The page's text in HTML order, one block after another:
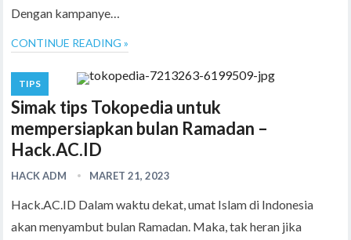
Dengan kampanye…
CONTINUE READING »
TIPS
Simak tips Tokopedia untuk
mempersiapkan bulan Ramadan –
Hack.AC.ID
HACK ADM MARET 21, 2023
Hack.AC.ID Dalam waktu dekat, umat Islam di Indonesia
akan menyambut bulan Ramadan. Maka, tak heran jika